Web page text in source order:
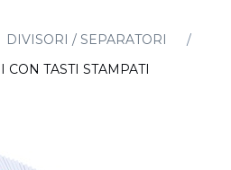
DIVISORI / SEPARATORI
CON TASTI STAMPATI